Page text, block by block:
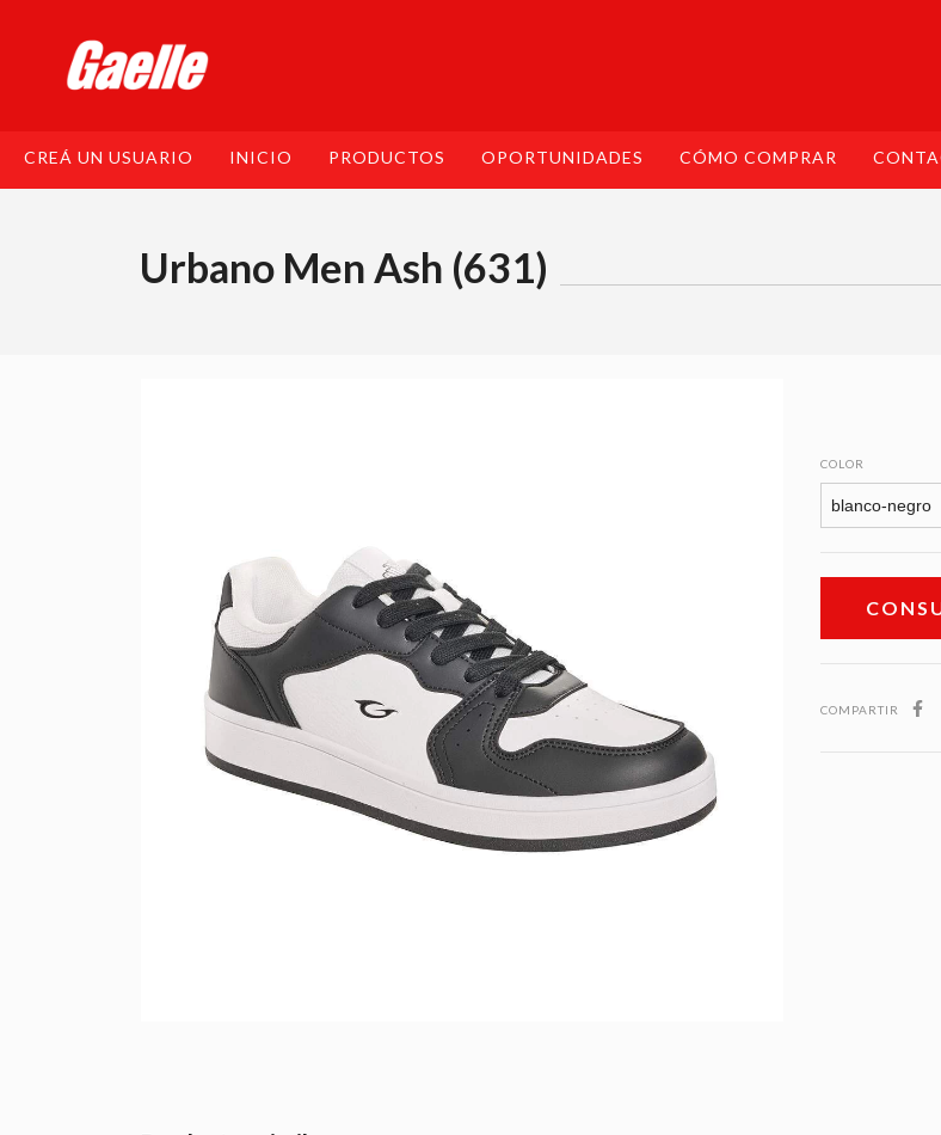
CREÁ UN USUARIO INICIO PRODUCTOS OPORTUNIDADES CÓMO COMPRAR
Urbano Men Ash (631)
COLOR
COMPARTIR